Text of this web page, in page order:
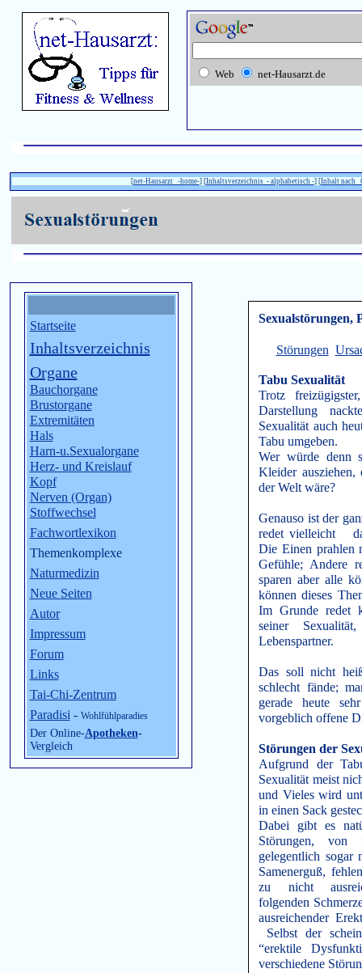
Web net-Hausarzt.de
[net-Hausarzt -home-] [Inhaltsverzeichnis - alphabetisch -] [Inhalt nach
Startseite
Inhaltsverzeichnis
Organe
Bauchorgane
Brustorgane
Extremitäten
Hals
Harn-u.Sexualorgane
Herz- und Kreislauf
Kopf
Nerven (Organ)
Stoffwechsel
Fachwortlexikon
Themenkomplexe
Naturmedizin
Neue Seiten
Autor
Impressum
Forum
Links
Tai-Chi-Zentrum
Paradisi - Wohlfühlparadies
Der Online-Apotheken-
Vergleich
Sexualstörungen,
Störungen
Tabu Sexualität
Trotz
Darstellung
Sexualität auch
Tabu umgeben.
Wer würde denn
Kleider ausziehen,
der Welt wäre?
Genauso ist der
redet vielleicht
Die Einen prahlen
Gefühle; Andere
sparen aber alle
können dieses
Im Grunde redet
seiner
Lebenspartner.
Das soll nicht
schlecht fände;
gerade heute
vorgeblich offene
Störungen der
Aufgrund der
Sexualität meist
und Vieles wird
in einen Sack
Dabei gibt es
Störungen, von
gelegentlich sogar
Samenerguß,
zu nicht
folgenden
ausreichender
Selbst der
“erektile
verschiedene